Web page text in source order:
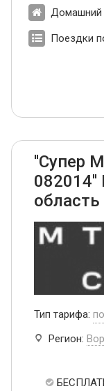
Домашний
Поездки
''Супер
082014''
область
Тип тарифа:
Регион: